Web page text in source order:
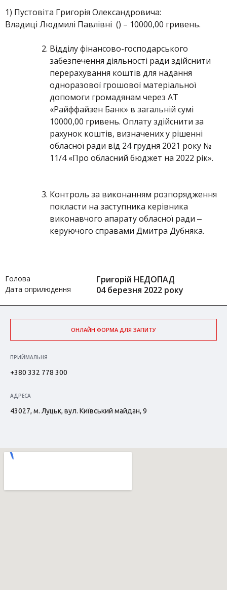
1) Пустовіта Григорія Олександровича:
Владиці Людмилі Павлівні () – 10000,00 гривень.
Відділу фінансово-господарського
забезпечення діяльності ради здійснити
перерахування коштів для надання
одноразової грошової матеріальної
допомоги громадянам через АТ
«Райффайзен Банк» в загальній сумі
10000,00 гривень. Оплату здійснити за
рахунок коштів, визначених у рішенні
обласної ради від 24 грудня 2021 року №
11/4 «Про обласний бюджет на 2022 рік».
Контроль за виконанням розпорядження
покласти на заступника керівника
виконавчого апарату обласної ради ‒
керуючого справами Дмитра Дубняка.
Голова Григорій НЕДОПАД
Дата оприлюдення 04 березня 2022 року
ОНЛАЙН ФОРМА ДЛЯ ЗАПИТУ
ПРИЙМАЛЬНЯ
+380 332 778 300
АДРЕСА
43027, м. Луцьк, вул. Київський майдан, 9